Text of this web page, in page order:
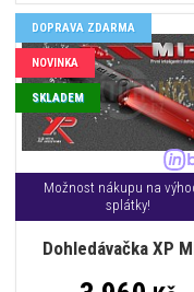
Možnost nákupu na
splátky!
Dohledávačka XP
DOPRAVA ZDARMA
NOVINKA
SKLADEM